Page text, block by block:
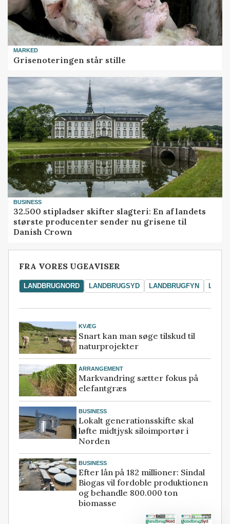
MARKED
Grisenoteringen står stille
BUSINESS
32.500 stipladser skifter slagteri: En af landets
største producenter sender nu grisene til
Danish Crown
FRA VORES UGEAVISER
LANDBRUGNORD LANDBRUGSYD LANDBRUGFYN
KVÆG
Snart kan man søge tilskud til
naturprojekter
ARRANGEMENT
Markvandring sætter fokus på
elefantgræs
BUSINESS
Lokalt generationsskifte skal
løfte midtjysk siloimportør i
Norden
BUSINESS
Efter lån på 182 millioner: Sindal
Biogas vil fordoble produktionen
og behandle 800.000 ton
biomasse